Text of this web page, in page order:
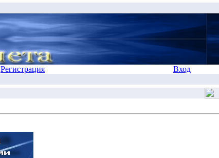
Регистрация
Вход